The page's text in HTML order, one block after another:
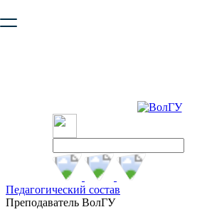
безопасную работу с сайтом. Пожалуйста
Педагогический состав
Преподаватель ВолГУ